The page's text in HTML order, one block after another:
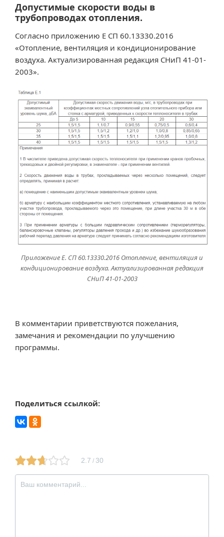
Допустимые скорости воды в
трубопроводах отопления.
Согласно приложению Е СП 60.13330.2016
«Отопление, вентиляция и кондиционирование
воздуха. Актуализированная редакция СНиП 41-01-
2003».
Приложение Е. СП 60.13330.2016 Отопление, вентиляция и
кондиционирование воздуха. Актуализированная редакция
СНиП 41-01-2003
В комментарии приветствуются пожелания,
замечания и рекомендации по улучшению
программы.
Поделиться ссылкой:
2.7 / 30